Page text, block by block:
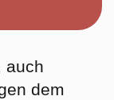
auch
dem